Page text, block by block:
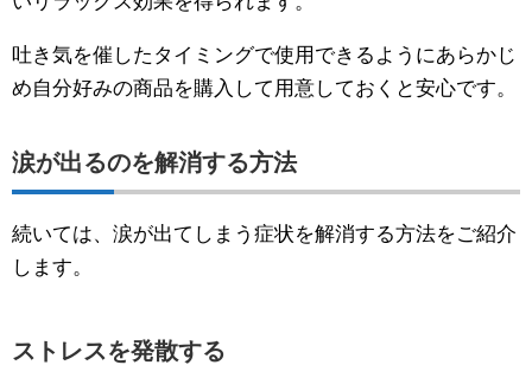
吐き気を催したタイミングで使用できるようにあらかじ
め自分好みの商品を購入して用意しておくと安心です。
涙が出るのを解消する方法
続いては、涙が出てしまう症状を解消する方法をご紹介
します。
ストレスを発散する